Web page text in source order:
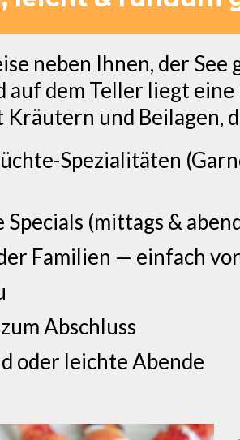
neben Ihnen, der
auf dem Teller liegt
und Beilagen,
Spezialitäten
(mittags &
Familien — einfach
Abschluss
oder leichte Abende